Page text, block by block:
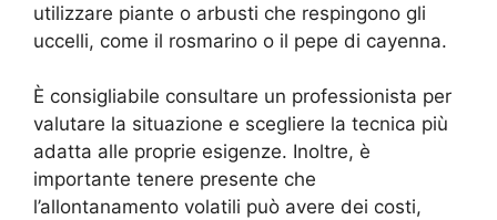
utilizzare piante o arbusti che respingono gli
uccelli, come il rosmarino o il pepe di cayenna.
È consigliabile consultare un professionista per
valutare la situazione e scegliere la tecnica più
adatta alle proprie esigenze. Inoltre, è
importante tenere presente che
l’allontanamento volatili può avere dei costi,